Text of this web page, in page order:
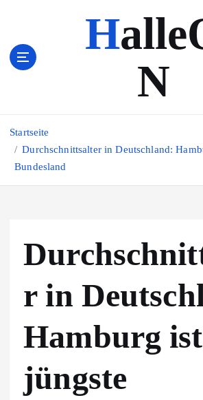
HalleO
N
Startseite
Durchschnittsalter in Deutschland:
Bundesland
r in
Hamburg
jüngste